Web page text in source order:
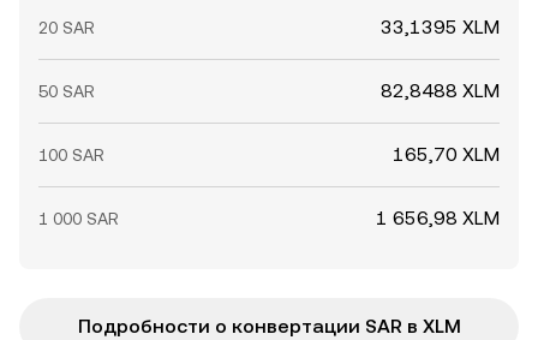
20 SAR 33,1395 XLM
50 SAR 82,8488 XLM
100 SAR 165,70 XLM
1 000 SAR 1 656,98 XLM
Подробности о конвертации SAR в XLM